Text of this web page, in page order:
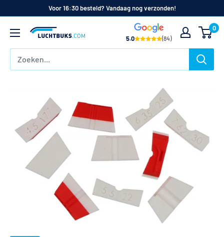
inhoud
Voor 16:30 besteld? Vandaag nog verzonden!
Luchtbuks.com
5.0 (84)
0